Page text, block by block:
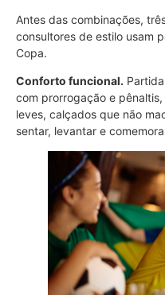
Antes das combinações,
consultores de estilo usam
Copa.
Conforto funcional.
com prorrogação e
leves, calçados que não
sentar, levantar e